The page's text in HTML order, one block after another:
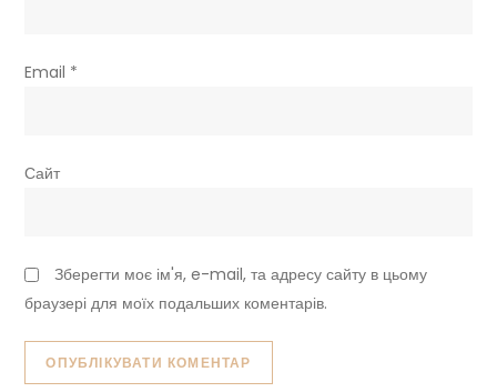
Email *
Сайт
Зберегти моє ім'я, e-mail, та адресу сайту в цьому
браузері для моїх подальших коментарів.